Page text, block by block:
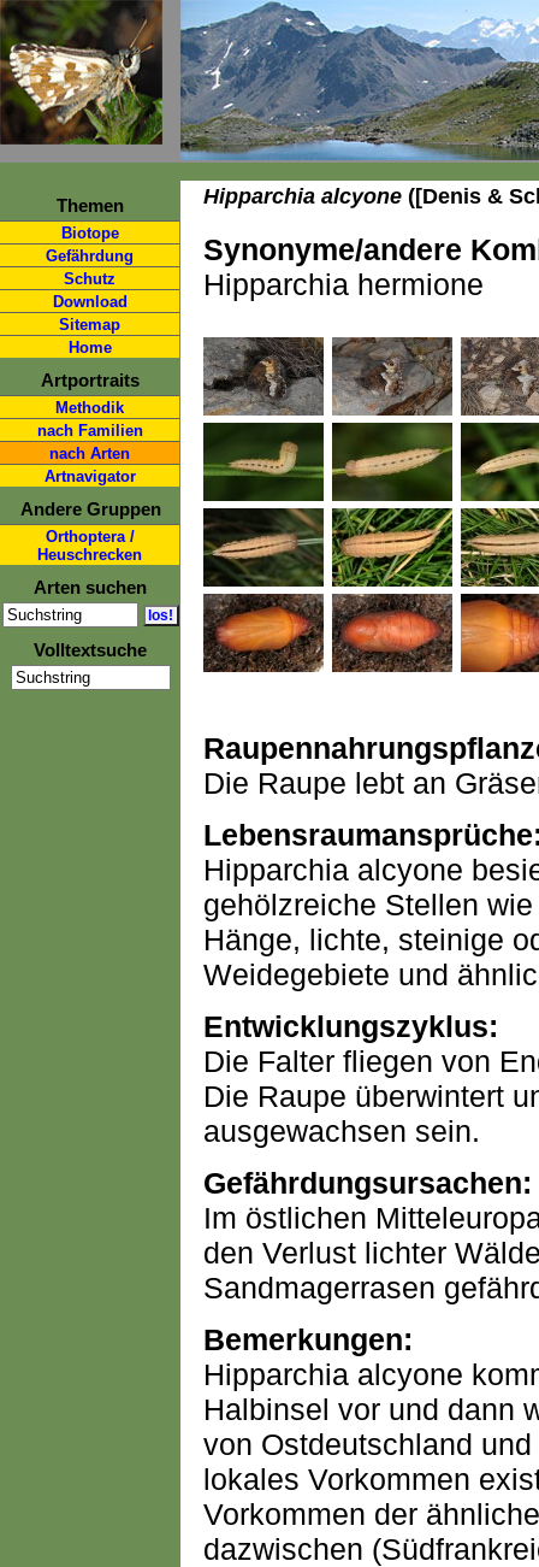
Themen
Biotope
Gefährdung
Schutz
Download
Sitemap
Home
Artportraits
Methodik
nach Familien
nach Arten
Artnavigator
Andere Gruppen
Orthoptera /
Heuschrecken
Arten suchen
Volltextsuche
Hipparchia alcyone ([Denis &
Synonyme/andere
Hipparchia hermione
Die Raupe lebt an
Hipparchia alcyone
gehölzreiche Stellen
Hänge, lichte, steinige
Weidegebiete und
Entwicklungszyklus:
Die Falter fliegen von
Die Raupe überwintert
ausgewachsen sein.
Gefährdungsursachen:
Im östlichen
den Verlust lichter
Sandmagerrasen
Bemerkungen:
Hipparchia alcyone
Halbinsel vor und dann
von Ostdeutschland
lokales Vorkommen
Vorkommen der
dazwischen